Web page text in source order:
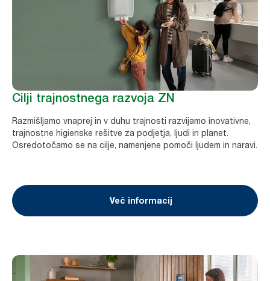
Cilji trajnostnega razvoja ZN
Razmišljamo vnaprej in v duhu trajnosti razvijamo inovativne,
trajnostne higienske rešitve za podjetja, ljudi in planet.
Osredotočamo se na cilje, namenjene pomoči ljudem in naravi.
Več informacij